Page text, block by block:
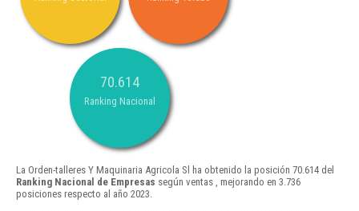
70.614
Ranking Nacional
La Orden-talleres Y Maquinaria Agricola Sl ha obtenido la posición 70.614 del
Ranking Nacional de Empresas según ventas , mejorando en 3.736
posiciones respecto al año 2023.